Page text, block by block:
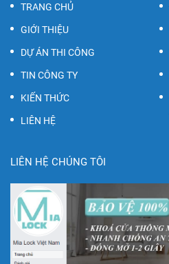
TRANG CHỦ
GIỚI THIỆU
DỰ ÁN THI CÔNG
TIN CÔNG TY
KIẾN THỨC
LIÊN HỆ
LIÊN HỆ CHÚNG TÔI